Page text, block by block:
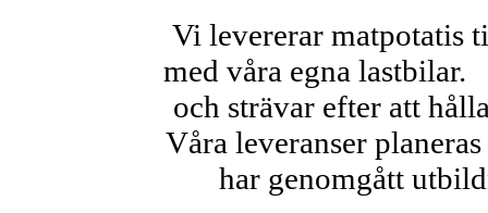
Vi levererar matpotatis
med våra egna
och strävar efter att
Våra leveranser
har genomgått